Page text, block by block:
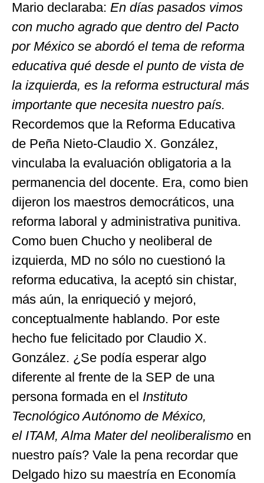
Mario declaraba: En días pasados vimos
con mucho agrado que dentro del Pacto
por México se abordó el tema de reforma
educativa qué desde el punto de vista de
la izquierda, es la reforma estructural más
importante que necesita nuestro país.
Recordemos que la Reforma Educativa
de Peña Nieto-Claudio X. González,
vinculaba la evaluación obligatoria a la
permanencia del docente. Era, como bien
dijeron los maestros democráticos, una
reforma laboral y administrativa punitiva.
Como buen Chucho y neoliberal de
izquierda, MD no sólo no cuestionó la
reforma educativa, la aceptó sin chistar,
más aún, la enriqueció y mejoró,
conceptualmente hablando. Por este
hecho fue felicitado por Claudio X.
González. ¿Se podía esperar algo
diferente al frente de la SEP de una
persona formada en el Instituto
Tecnológico Autónomo de México,
el ITAM, Alma Mater del neoliberalismo en
nuestro país? Vale la pena recordar que
Delgado hizo su maestría en Economía